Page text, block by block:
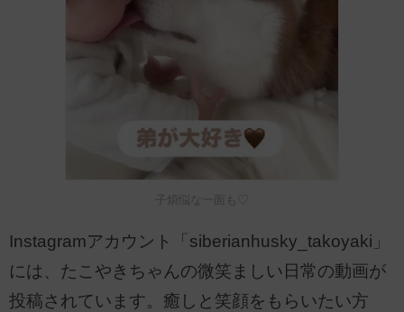
子煩悩な一面も♡
Instagramアカウント「siberianhusky_takoyaki」
には、たこやきちゃんの微笑ましい日常の動画が
投稿されています。癒しと笑顔をもらいたい方